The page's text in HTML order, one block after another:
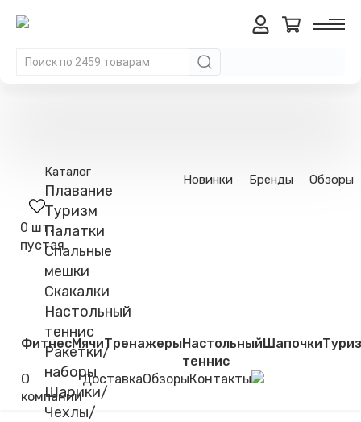
Каталог
Плавание
Туризм
Палатки
Спальные
мешки
Скакалки
Настольный
теннис
Ракетки/
наборы
Шарики/
Чехлы/
Новинки Бренды Обзоры
0 шт.
пустая
ФитнесМячиТренажерыНастольный
теннис
Шапочки
О
компании
ДоставкаОбзорыКонтакты